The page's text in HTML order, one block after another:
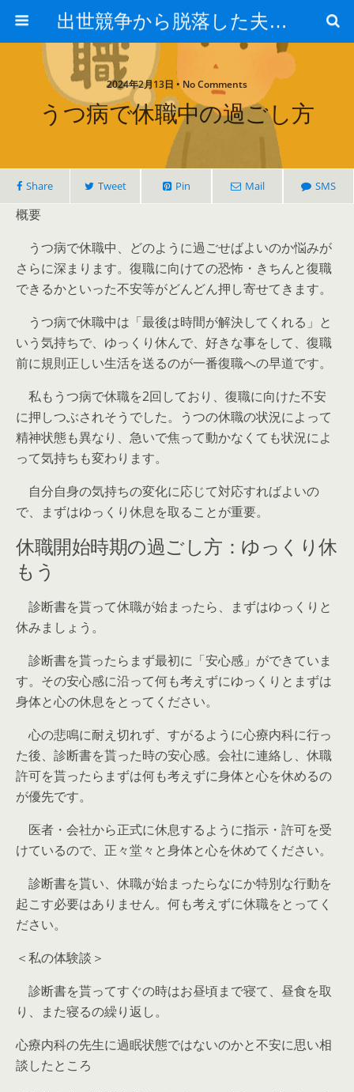
出世競争から脱落した夫と妻の日常
2024年2月13日 • No Comments
うつ病で休職中の過ごし方
Share Tweet Pin Mail SMS
概要
うつ病で休職中、どのように過ごせばよいのか悩みが
さらに深まります。復職に向けての恐怖・きちんと復職
できるかといった不安等がどんどん押し寄せてきます。
うつ病で休職中は「最後は時間が解決してくれる」と
いう気持ちで、ゆっくり休んで、好きな事をして、復職
前に規則正しい生活を送るのが一番復職への早道です。
私もうつ病で休職を2回しており、復職に向けた不安
に押しつぶされそうでした。うつの休職の状況によって
精神状態も異なり、急いで焦って動かなくても状況によ
って気持ちも変わります。
自分自身の気持ちの変化に応じて対応すればよいの
で、まずはゆっくり休息を取ることが重要。
休職開始時期の過ごし方：ゆっくり休
もう
診断書を貰って休職が始まったら、まずはゆっくりと
休みましょう。
診断書を貰ったらまず最初に「安心感」ができていま
す。その安心感に沿って何も考えずにゆっくりとまずは
身体と心の休息をとってください。
心の悲鳴に耐え切れず、すがるように心療内科に行っ
た後、診断書を貰った時の安心感。会社に連絡し、休職
許可を貰ったらまずは何も考えずに身体と心を休めるの
が優先です。
医者・会社から正式に休息するように指示・許可を受
けているので、正々堂々と身体と心を休めてください。
診断書を貰い、休職が始まったらなにか特別な行動を
起こす必要はありません。何も考えずに休職をとってく
ださい。
＜私の体験談＞
診断書を貰ってすぐの時はお昼頃まで寝て、昼食を取
り、また寝るの繰り返し。
心療内科の先生に過眠状態ではないのかと不安に思い相
談したところ